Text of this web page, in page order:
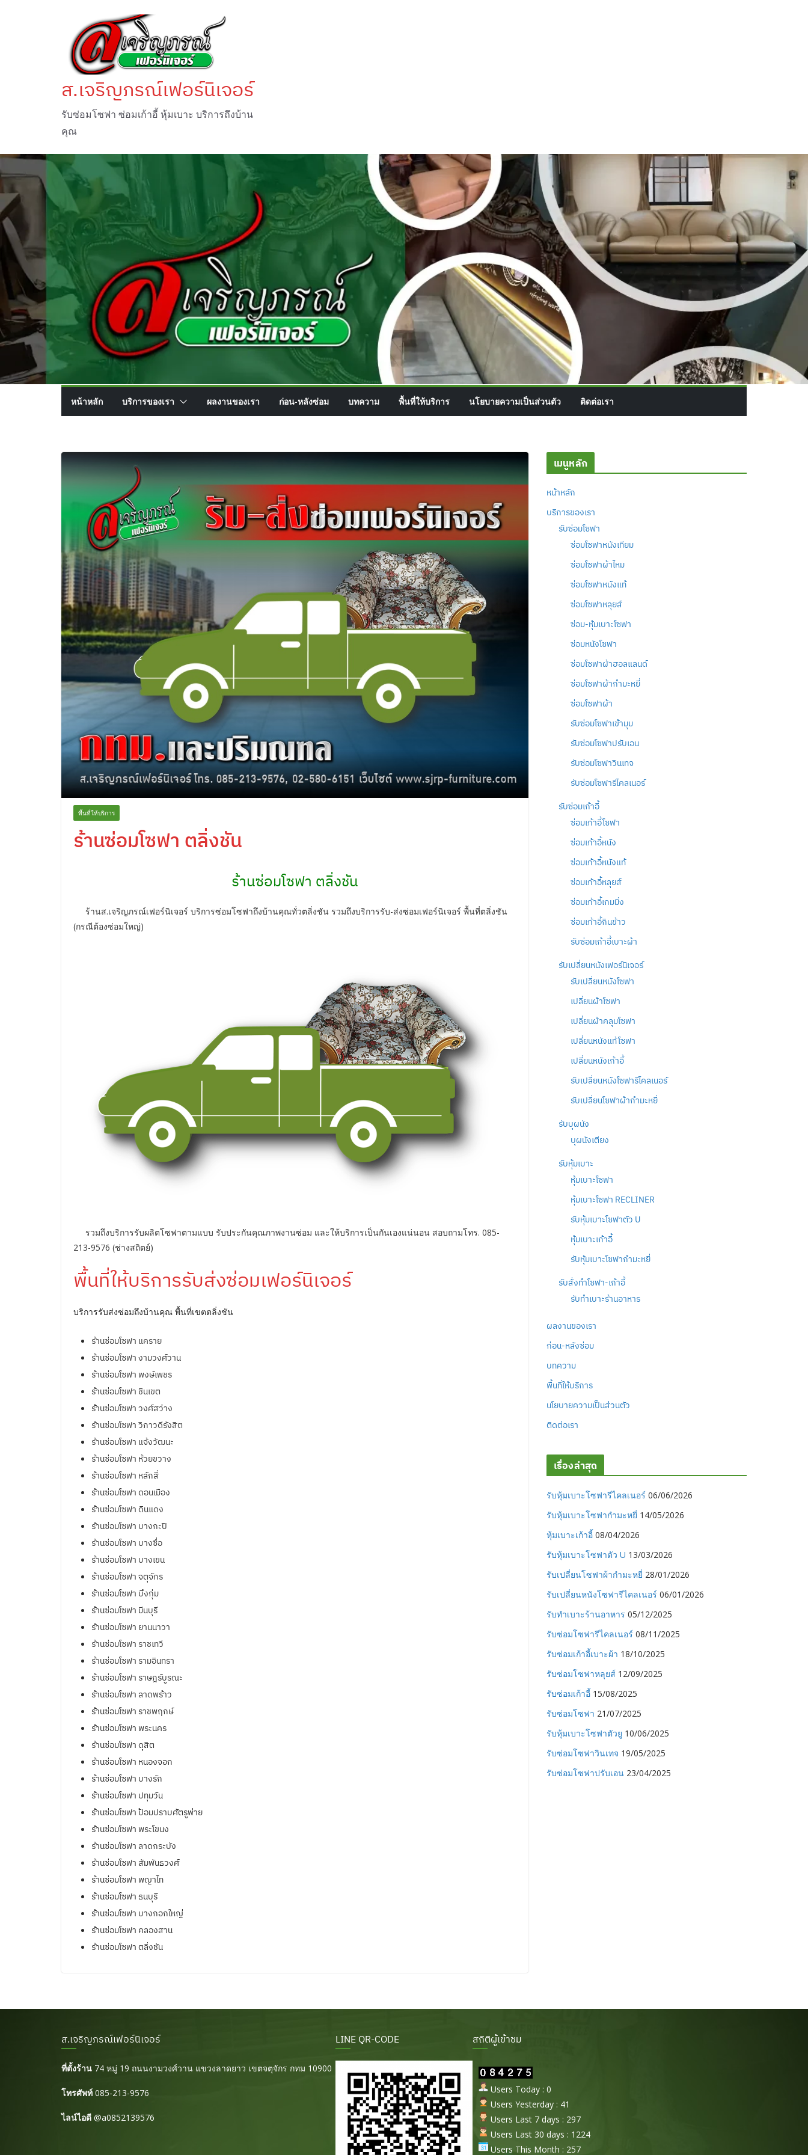
ส.เจริญภรณ์เฟอร์นิเจอร์
รับซ่อมโซฟา ซ่อมเก้าอี้ หุ้มเบาะ บริการถึงบ้าน
คุณ
หน้าหลัก บริการของเรา ผลงานของเรา ก่อน-หลังซ่อม บทความ พื้นที่ให้บริการ นโยบายความเป็นส่วนตัว ติดต่อเรา
พื้นที่ให้บริการ
ร้านซ่อมโซฟา ตลิ่งชัน
ร้านซ่อมโซฟา ตลิ่งชัน
ร้านส.เจริญภรณ์เฟอร์นิเจอร์ บริการซ่อมโซฟาถึงบ้านคุณทั่วตลิ่งชัน รวมถึงบริการรับ-ส่งซ่อมเฟอร์นิเจอร์ พื้นที่ตลิ่งชัน
(กรณีต้องซ่อมใหญ่)
รวมถึงบริการรับผลิตโซฟาตามแบบ รับประกันคุณภาพงานซ่อม และให้บริการเป็นกันเองแน่นอน สอบถามโทร. 085-
213-9576 (ช่างสถิตย์)
พื้นที่ให้บริการรับส่งซ่อมเฟอร์นิเจอร์
บริการรับส่งซ่อมถึงบ้านคุณ พื้นที่เขตตลิ่งชัน
ร้านซ่อมโซฟา แคราย
ร้านซ่อมโซฟา งามวงศ์วาน
ร้านซ่อมโซฟา พงษ์เพชร
ร้านซ่อมโซฟา ชินเขต
ร้านซ่อมโซฟา วงศ์สว่าง
ร้านซ่อมโซฟา วิภาวดีรังสิต
ร้านซ่อมโซฟา แจ้งวัฒนะ
ร้านซ่อมโซฟา ห้วยขวาง
ร้านซ่อมโซฟา หลักสี่
ร้านซ่อมโซฟา ดอนเมือง
ร้านซ่อมโซฟา ดินแดง
ร้านซ่อมโซฟา บางกะปิ
ร้านซ่อมโซฟา บางซื่อ
ร้านซ่อมโซฟา บางเขน
ร้านซ่อมโซฟา จตุจักร
ร้านซ่อมโซฟา บึงกุ่ม
ร้านซ่อมโซฟา มีนบุรี
ร้านซ่อมโซฟา ยานนาวา
ร้านซ่อมโซฟา ราชเทวี
ร้านซ่อมโซฟา รามอินทรา
ร้านซ่อมโซฟา ราษฎร์บูรณะ
ร้านซ่อมโซฟา ลาดพร้าว
ร้านซ่อมโซฟา ราชพฤกษ์
ร้านซ่อมโซฟา พระนคร
ร้านซ่อมโซฟา ดุสิต
ร้านซ่อมโซฟา หนองจอก
ร้านซ่อมโซฟา บางรัก
ร้านซ่อมโซฟา ปทุมวัน
ร้านซ่อมโซฟา ป้อมปราบศัตรูพ่าย
ร้านซ่อมโซฟา พระโขนง
ร้านซ่อมโซฟา ลาดกระบัง
ร้านซ่อมโซฟา สัมพันธวงศ์
ร้านซ่อมโซฟา พญาไท
ร้านซ่อมโซฟา ธนบุรี
ร้านซ่อมโซฟา บางกอกใหญ่
ร้านซ่อมโซฟา คลองสาน
ร้านซ่อมโซฟา ตลิ่งชัน
เมนูหลัก
หน้าหลัก
บริการของเรา
รับซ่อมโซฟา
ซ่อมโซฟาหนังเทียม
ซ่อมโซฟาผ้าไหม
ซ่อมโซฟาหนังแท้
ซ่อมโซฟาหลุยส์
ซ่อม-หุ้มเบาะโซฟา
ซ่อมหนังโซฟา
ซ่อมโซฟาผ้าฮอลแลนด์
ซ่อมโซฟาผ้ากำมะหยี่
ซ่อมโซฟาผ้า
รับซ่อมโซฟาเข้ามุม
รับซ่อมโซฟาปรับเอน
รับซ่อมโซฟาวินเทจ
รับซ่อมโซฟารีไคลเนอร์
รับซ่อมเก้าอี้
ซ่อมเก้าอี้โซฟา
ซ่อมเก้าอี้หนัง
ซ่อมเก้าอี้หนังแท้
ซ่อมเก้าอี้หลุยส์
ซ่อมเก้าอี้เกมมิ่ง
ซ่อมเก้าอี้กินข้าว
รับซ่อมเก้าอี้เบาะผ้า
รับเปลี่ยนหนังเฟอร์นิเจอร์
รับเปลี่ยนหนังโซฟา
เปลี่ยนผ้าโซฟา
เปลี่ยนผ้าคลุมโซฟา
เปลี่ยนหนังแท้โซฟา
เปลี่ยนหนังเก้าอี้
รับเปลี่ยนหนังโซฟารีไคลเนอร์
รับเปลี่ยนโซฟาผ้ากำมะหยี่
รับบุผนัง
บุผนังเตียง
รับหุ้มเบาะ
หุ้มเบาะโซฟา
หุ้มเบาะโซฟา RECLINER
รับหุ้มเบาะโซฟาตัว U
หุ้มเบาะเก้าอี้
รับหุ้มเบาะโซฟากำมะหยี่
รับสั่งทำโซฟา-เก้าอี้
รับทำเบาะร้านอาหาร
ผลงานของเรา
ก่อน-หลังซ่อม
บทความ
พื้นที่ให้บริการ
นโยบายความเป็นส่วนตัว
ติดต่อเรา
เรื่องล่าสุด
รับหุ้มเบาะโซฟารีไคลเนอร์ 06/06/2026
รับหุ้มเบาะโซฟากำมะหยี่ 14/05/2026
หุ้มเบาะเก้าอี้ 08/04/2026
รับหุ้มเบาะโซฟาตัว U 13/03/2026
รับเปลี่ยนโซฟาผ้ากำมะหยี่ 28/01/2026
รับเปลี่ยนหนังโซฟารีไคลเนอร์ 06/01/2026
รับทำเบาะร้านอาหาร 05/12/2025
รับซ่อมโซฟารีไคลเนอร์ 08/11/2025
รับซ่อมเก้าอี้เบาะผ้า 18/10/2025
รับซ่อมโซฟาหลุยส์ 12/09/2025
รับซ่อมเก้าอี้ 15/08/2025
รับซ่อมโซฟา 21/07/2025
รับหุ้มเบาะโซฟาตัวยู 10/06/2025
รับซ่อมโซฟาวินเทจ 19/05/2025
รับซ่อมโซฟาปรับเอน 23/04/2025
ส.เจริญภรณ์เฟอร์นิเจอร์
ที่ตั้งร้าน 74 หมู่ 19 ถนนงามวงศ์วาน แขวงลาดยาว เขตจตุจักร กทม 10900
โทรศัพท์ 085-213-9576
ไลน์ไอดี @a0852139576
LINE QR-CODE สถิติผู้เข้าชม
Users Today : 0
Users Yesterday : 41
Users Last 7 days : 297
Users Last 30 days : 1224
Users This Month : 257